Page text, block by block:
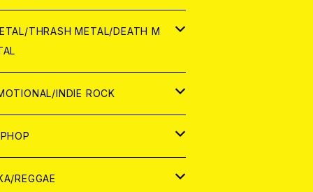
THRASH METAL/DEATH M
INDIE ROCK
REGGAE